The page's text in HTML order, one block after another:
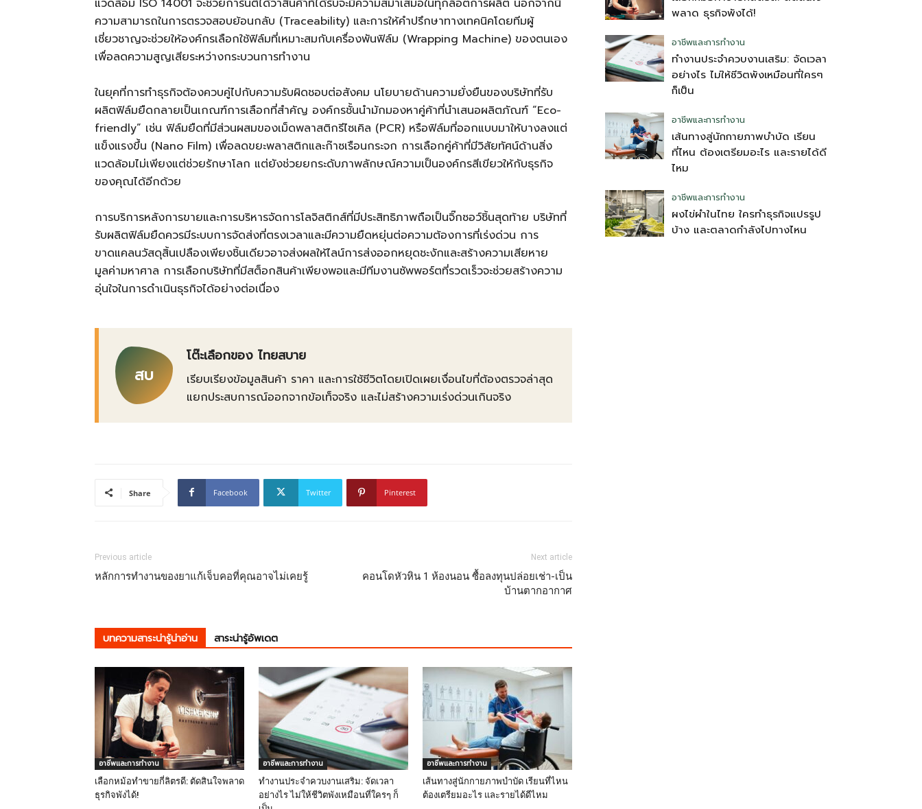
ความสามารถในการตรวจสอบย้อนกลับ (Traceability) และการให้คำปรึกษาทางเทคนิคโดยทีมผู้
เชี่ยวชาญจะช่วยให้องค์กรเลือกใช้ฟิล์มที่เหมาะสมกับเครื่องพันฟิล์ม (Wrapping Machine) ของตนเอง
เพื่อลดความสูญเสียระหว่างกระบวนการทำงาน
ในยุคที่การทำธุรกิจต้องควบคู่ไปกับความรับผิดชอบต่อสังคม นโยบายด้านความยั่งยืนของบริษัทที่รับ
ผลิตฟิล์มยืดกลายเป็นเกณฑ์การเลือกที่สำคัญ องค์กรชั้นนำมักมองหาคู่ค้าที่นำเสนอผลิตภัณฑ์ “Eco-
friendly” เช่น ฟิล์มยืดที่มีส่วนผสมของเม็ดพลาสติกรีไซเคิล (PCR) หรือฟิล์มที่ออกแบบมาให้บางลงแต่
แข็งแรงขึ้น (Nano Film) เพื่อลดขยะพลาสติกและก๊าซเรือนกระจก การเลือกคู่ค้าที่มีวิสัยทัศน์ด้านสิ่ง
แวดล้อมไม่เพียงแต่ช่วยรักษาโลก แต่ยังช่วยยกระดับภาพลักษณ์ความเป็นองค์กรสีเขียวให้กับธุรกิจ
ของคุณได้อีกด้วย
การบริการหลังการขายและการบริหารจัดการโลจิสติกส์ที่มีประสิทธิภาพถือเป็นจิ๊กซอว์ชิ้นสุดท้าย บริษัทที่
รับผลิตฟิล์มยืดควรมีระบบการจัดส่งที่ตรงเวลาและมีความยืดหยุ่นต่อความต้องการที่เร่งด่วน การ
ขาดแคลนวัสดุสิ้นเปลืองเพียงชิ้นเดียวอาจส่งผลให้ไลน์การส่งออกหยุดชะงักและสร้างความเสียหาย
มูลค่ามหาศาล การเลือกบริษัทที่มีสต็อกสินค้าเพียงพอและมีทีมงานซัพพอร์ตที่รวดเร็วจะช่วยสร้างความ
อุ่นใจในการดำเนินธุรกิจได้อย่างต่อเนื่อง
สบ
โต๊ะเลือกของ ไทยสบาย
เรียบเรียงข้อมูลสินค้า ราคา และการใช้ชีวิตโดยเปิดเผยเงื่อนไขที่ต้องตรวจล่าสุด
แยกประสบการณ์ออกจากข้อเท็จจริง และไม่สร้างความเร่งด่วนเกินจริง
Share Facebook Twitter Pinterest
Previous article
หลักการทำงานของยาแก้เจ็บคอที่คุณอาจไม่เคยรู้
Next article
คอนโดหัวหิน 1 ห้องนอน ซื้อลงทุนปล่อยเช่า-เป็น
บ้านตากอากาศ
บทความสาระน่ารู้น่าอ่าน สาระน่ารู้อัพเดต
อาชีพและการทำงาน
เลือกหม้อทำขายกี่ลิตรดี: ตัดสินใจพลาด
ธุรกิจพังได้!
อาชีพและการทำงาน
ทำงานประจำควบงานเสริม: จัดเวลา
อย่างไร ไม่ให้ชีวิตพังเหมือนที่ใครๆ ก็
อาชีพและการทำงาน
เส้นทางสู่นักกายภาพบำบัด เรียนที่ไหน
ต้องเตรียมอะไร และรายได้ดีไหม
พลาด ธุรกิจพังได้!
อาชีพและการทำงาน
ทำงานประจำควบงานเสริม: จัดเวลา
อย่างไร ไม่ให้ชีวิตพังเหมือนที่ใครๆ
ก็เป็น
อาชีพและการทำงาน
เส้นทางสู่นักกายภาพบำบัด เรียน
ที่ไหน ต้องเตรียมอะไร และรายได้ดี
ไหม
อาชีพและการทำงาน
ผงไข่ผำในไทย ใครทำธุรกิจแปรรูป
บ้าง และตลาดกำลังไปทางไหน